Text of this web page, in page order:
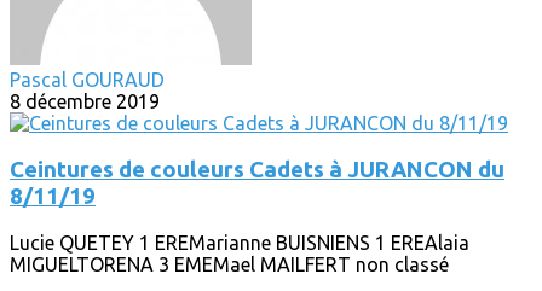
Pascal GOURAUD
8 décembre 2019
Ceintures de couleurs Cadets à JURANCON du
8/11/19
Lucie QUETEY 1 EREMarianne BUISNIENS 1 EREAlaia
MIGUELTORENA 3 EMEMael MAILFERT non classé